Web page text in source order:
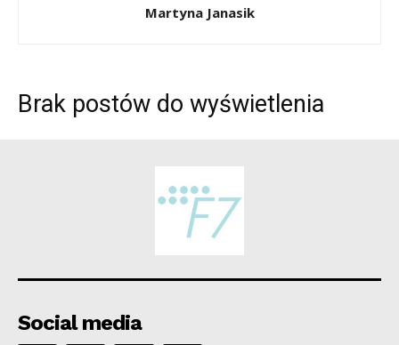
Martyna Janasik
Brak postów do wyświetlenia
Social media